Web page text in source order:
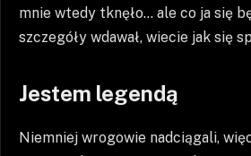
mnie wtedy tknęło… ale co ja się
szczegóły wdawał, wiecie jak się
Jestem legendą
Niemniej wrogowie nadciągali,